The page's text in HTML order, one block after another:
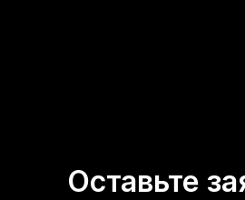
Оставьте